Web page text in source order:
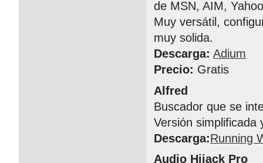
de MSN, AIM,
Muy versátil,
muy solida.
Descarga: Adium
Precio: Gratis
Alfred
Buscador que se
Versión simplificada
Descarga:Running
Audio Hijack Pro